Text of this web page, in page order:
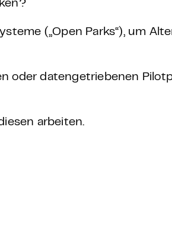
(,,Open Parks“), um
oder datengetriebenen
arbeiten.